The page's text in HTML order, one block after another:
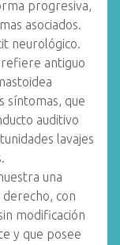
progresiva,
asociados.
neurológico.
antiguo
síntomas, que
auditivo
lavajes
una
con
modificación
y que posee